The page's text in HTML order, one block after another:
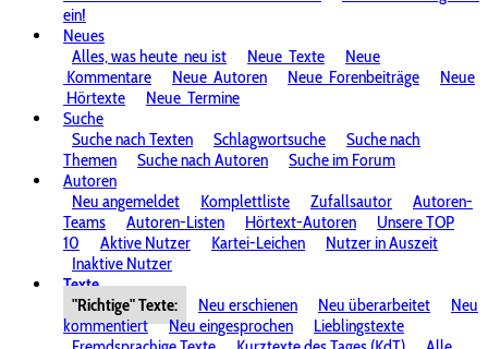
ein!
Neues
Alles, was heute neu ist Neue Texte
Neue
Kommentare
Neue Autoren Neue Forenbeiträge
Neue
Hörtexte
Neue Termine
Suche
Suche nach Texten
Schlagwortsuche
Suche nach
Themen
Suche nach Autoren
Suche im Forum
Autoren
Neu angemeldet
Komplettliste Zufallsautor
Autoren-
Teams
Autoren-Listen Hörtext-Autoren
Unsere TOP
10
Aktive Nutzer Kartei-Leichen
Nutzer in Auszeit
Inaktive Nutzer
Texte
"Richtige" Texte:
Neu erschienen Neu überarbeitet
Neu
kommentiert
Neu eingesprochen
Lieblingstexte